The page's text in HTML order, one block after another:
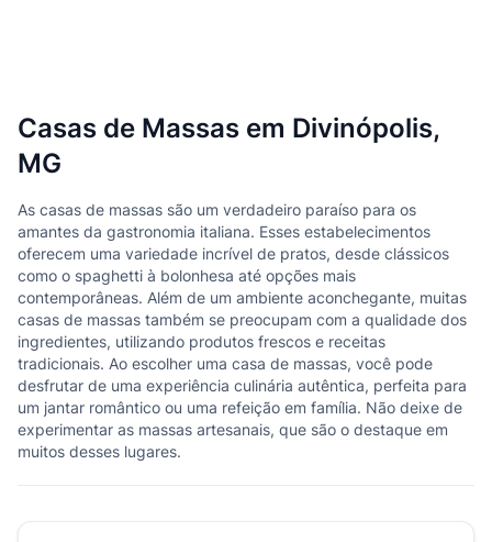
Casas de Massas em Divinópolis,
MG
As casas de massas são um verdadeiro paraíso para os
amantes da gastronomia italiana. Esses estabelecimentos
oferecem uma variedade incrível de pratos, desde clássicos
como o spaghetti à bolonhesa até opções mais
contemporâneas. Além de um ambiente aconchegante, muitas
casas de massas também se preocupam com a qualidade dos
ingredientes, utilizando produtos frescos e receitas
tradicionais. Ao escolher uma casa de massas, você pode
desfrutar de uma experiência culinária autêntica, perfeita para
um jantar romântico ou uma refeição em família. Não deixe de
experimentar as massas artesanais, que são o destaque em
muitos desses lugares.